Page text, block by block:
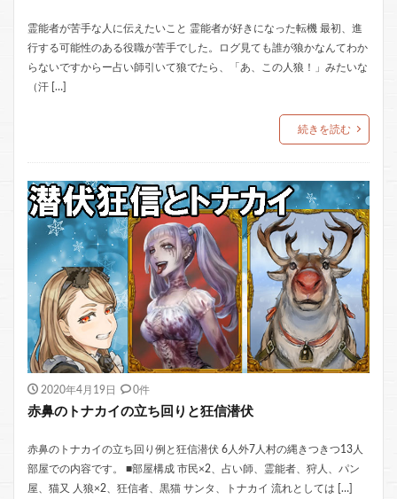
霊能者が苦手な人に伝えたいこと 霊能者が好きになった転機 最初、進
行する可能性のある役職が苦手でした。ログ見ても誰が狼かなんてわか
らないですからー占い師引いて狼でたら、「あ、この人狼！」みたいな
（汗 […]
続きを読む
2020年4月19日 0件
赤鼻のトナカイの立ち回りと狂信潜伏
赤鼻のトナカイの立ち回り例と狂信潜伏 6人外7人村の縄きつきつ13人
部屋での内容です。 ■部屋構成 市民×2、占い師、霊能者、狩人、パン
屋、猫又 人狼×2、狂信者、黒猫 サンタ、トナカイ 流れとしては […]